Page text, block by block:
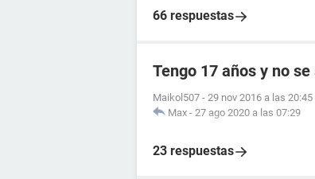
66 respuestas
Tengo 17 años y no
Maikol507 - 29 nov 2016 a las 20:45
Max - 27 ago 2020 a las 07:29
23 respuestas